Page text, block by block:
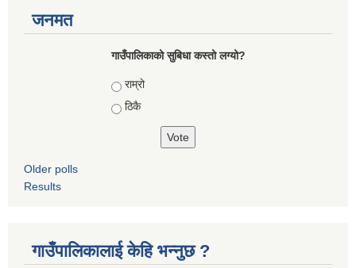
जनमत
गाउँपालिकाको सुबिधा कस्तो लग्यो?
Choices
राम्रो
ठिकै
Older polls
Results
गाउँपालिकालाई केहि भन्नुछ ?